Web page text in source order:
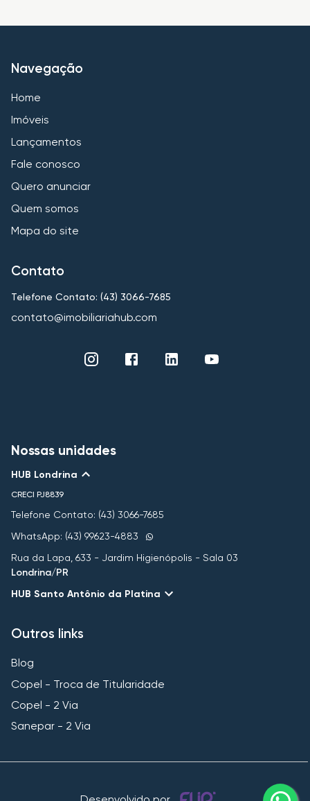
Navegação
Home
Imóveis
Lançamentos
Fale conosco
Quero anunciar
Quem somos
Mapa do site
Contato
Telefone Contato: (43) 3066-7685
contato@imobiliariahub.com
Nossas unidades
HUB Londrina
CRECI PJ8839
Telefone Contato: (43) 3066-7685
WhatsApp: (43) 99623-4883
Rua da Lapa, 633 - Jardim Higienópolis - Sala 03
Londrina/PR
HUB Santo Antônio da Platina
Outros links
Blog
Copel - Troca de Titularidade
Copel - 2 Via
Sanepar - 2 Via